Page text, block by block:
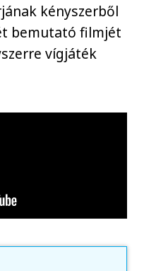
kényszerből
bemutató filmjét
vígjáték